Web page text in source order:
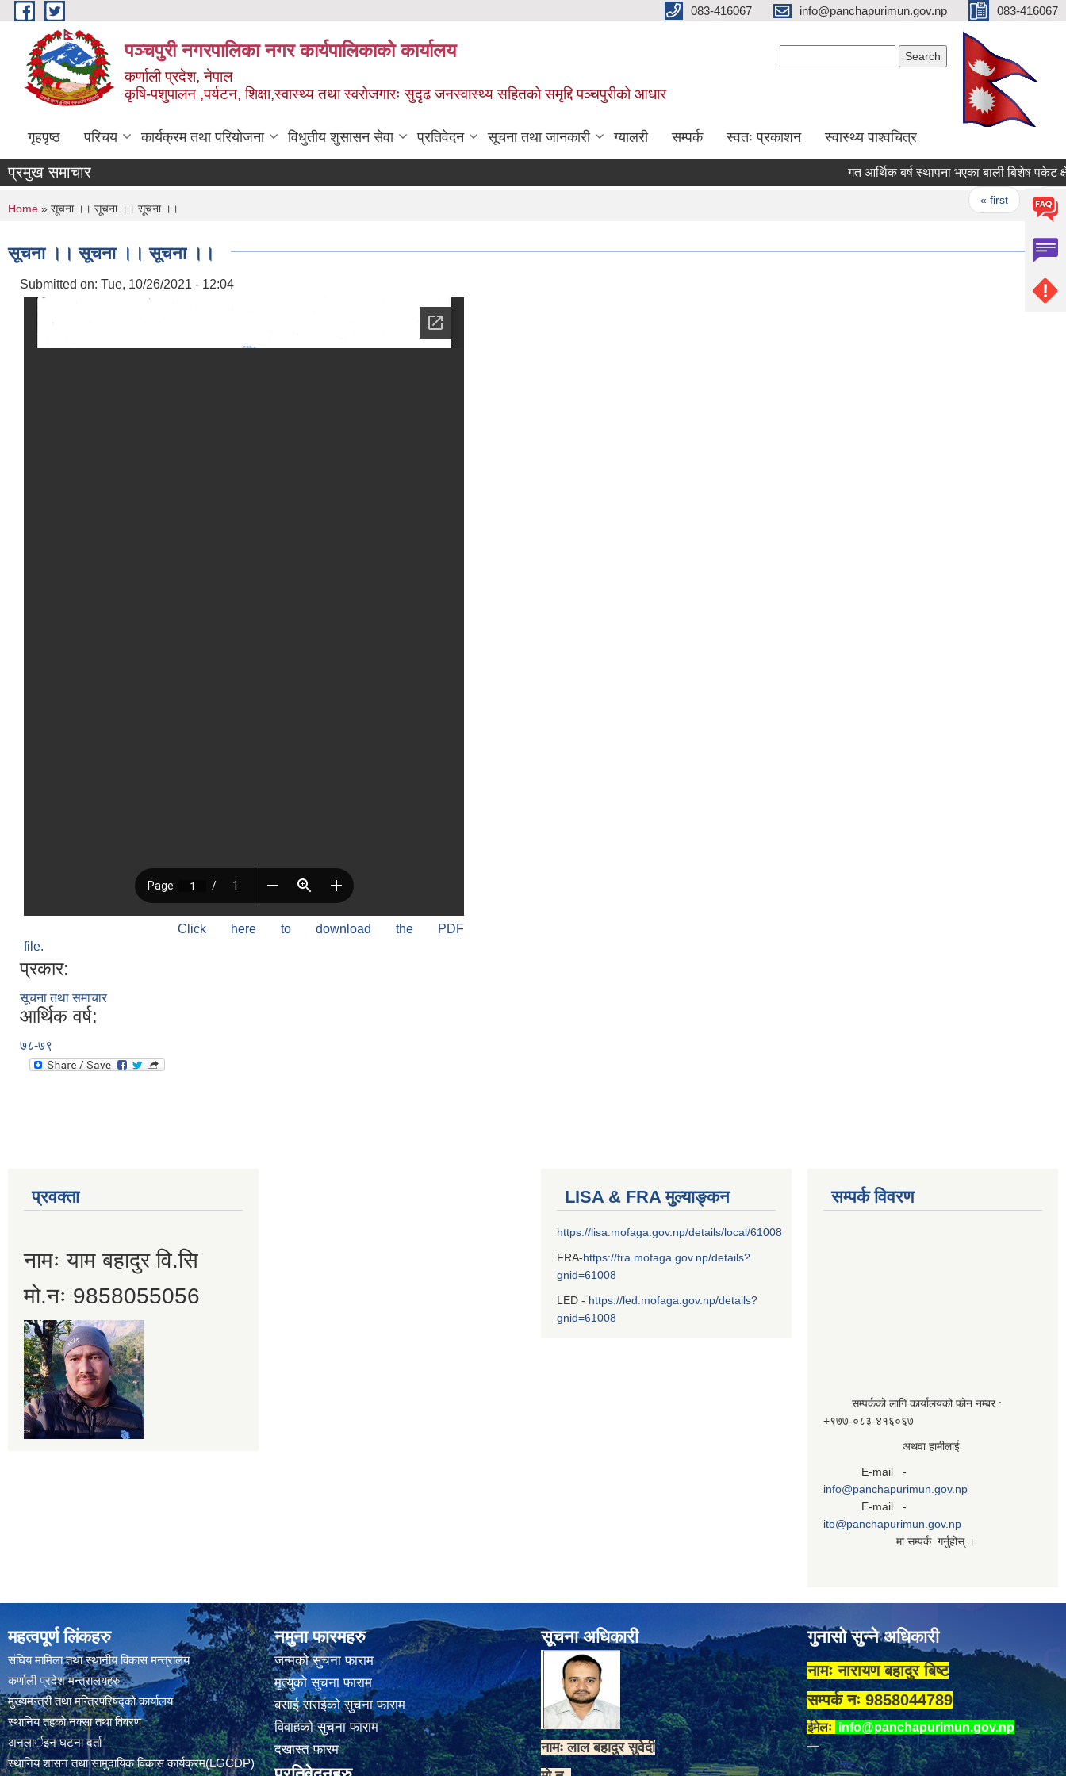
Skip to main content 083-416067 info@panchapurimun.gov.np 083-416067
पञ्चपुरी नगरपालिका नगर कार्यपालिकाको कार्यालय
कर्णाली प्रदेश, नेपाल
कृषि-पशुपालन ,पर्यटन, शिक्षा,स्वास्थ्य तथा स्वरोजगारः सुदृढ जनस्वास्थ्य सहितको समृद्दि पञ्चपुरीको आधार
गृहपृष्ठ परिचय कार्यक्रम तथा परियोजना विधुतीय शुसासन सेवा प्रतिवेदन सूचना तथा जानकारी ग्यालरी सम्पर्क स्वतः प्रकाशन स्वास्थ्य पाश्वचित्र
प्रमुख समाचार गत आर्थिक बर्ष स्थापना भएका बाली बिशेष पकेट
« first ‹
You are here
Home » सूचना ।। सूचना ।। सूचना ।।
सूचना ।। सूचना ।। सूचना ।।
Submitted on: Tue, 10/26/2021 - 12:04
Click here to download the PDF
file.
प्रकार:
सूचना तथा समाचार
आर्थिक वर्ष:
७८-७९
प्रवक्ता
नामः याम बहादुर वि.सि
मो.नः 9858055056
LISA & FRA मुल्याङ्कन
https://lisa.mofaga.gov.np/details/local/61008
FRA-https://fra.mofaga.gov.np/details?
gnid=61008
LED - https://led.mofaga.gov.np/details?
gnid=61008
सम्पर्क विवरण
सम्पर्कको लागि कार्यालयको फोन नम्बर :
+९७७-०८३‍-४१६०६७
अथवा हामीलाई
E-mail -
info@panchapurimun.gov.np
E-mail -
ito@panchapurimun.gov.np
मा सम्पर्क गर्नुहोस् ।
महत्वपूर्ण लिंकहरु
संघिय मामिला तथा स्थानीय विकास मन्त्रालय
कर्णाली प्रदेश मन्त्रालयहरु
मुख्यमन्त्री तथा मन्त्रिपरिषद्को कार्यालय
स्थानिय तहकाे नक्सा तथा विवरण
अनलार्इन घटना दर्ता
स्थानिय शासन तथा सामुदायिक विकास कार्यक्रम(LGCDP)
नमुना फारमहरु
जन्मको सुचना फाराम
मृत्युको सुचना फाराम
बसाई सराईको सुचना फाराम
विवाहको सुचना फाराम
दखास्त फारम
सूचना अधिकारी
नामः लाल बहादुर सुवेदी
गुनासो सुन्ने अधिकारी
नामः नारायण बहादुर बिष्ट
सम्पर्क नः 9858044789
ईमेलः info@panchapurimun.gov.np